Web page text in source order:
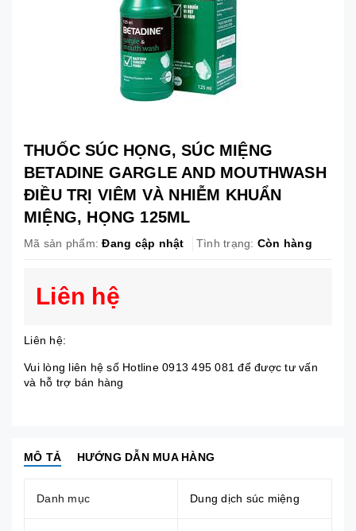
THUỐC SÚC HỌNG, SÚC MIỆNG
BETADINE GARGLE AND MOUTHWASH
ĐIỀU TRỊ VIÊM VÀ NHIỄM KHUẨN
MIỆNG, HỌNG 125ML
Mã sản phẩm: Đang cập nhật Tình trạng: Còn hàng
Liên hệ
Liên hệ:
Vui lòng liên hệ số Hotline 0913 495 081 để được tư vấn
và hỗ trợ bán hàng
MÔ TẢ HƯỚNG DẪN MUA HÀNG
Danh mục Dung dịch súc miệng